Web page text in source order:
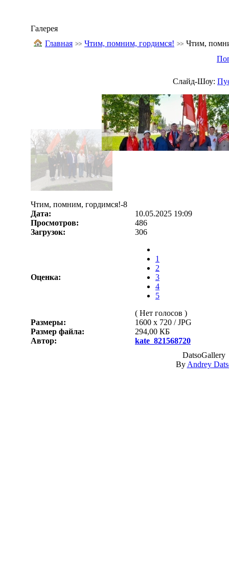
Галерея
Главная
Чтим, помним, гордимся!
Чтим,
Слайд-Шоу:
Чтим, помним, гордимся!-8
Дата:
10.05.2025 19:09
Просмотров:
486
Загрузок:
306
Оценка:
1
2
3
4
5
( Нет голосов )
Размеры:
1600 x 720 / JPG
Размер файла:
294,00 КБ
Автор:
kate_821568720
DatsoGallery
By Andrey